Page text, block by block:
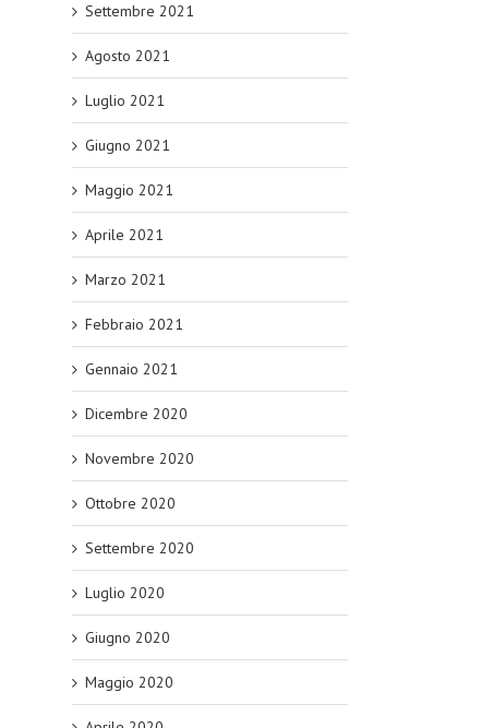
Settembre 2021
Agosto 2021
Luglio 2021
Giugno 2021
Maggio 2021
Aprile 2021
Marzo 2021
Febbraio 2021
Gennaio 2021
Dicembre 2020
Novembre 2020
Ottobre 2020
Settembre 2020
Luglio 2020
Giugno 2020
Maggio 2020